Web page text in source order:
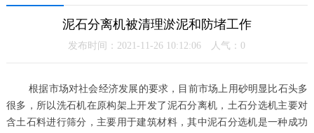
泥石分离机被清理淤泥和防堵工作
发布时间：2021-11-26 10:12:06 人气： 0
根据市场对社会经济发展的要求，目前市场上用砂明显比石头多
很多，所以洗石机在原构架上开发了泥石分离机，土石分选机主要对
含土石料进行筛分，主要用于建筑材料，其中泥石分选机是一种成功